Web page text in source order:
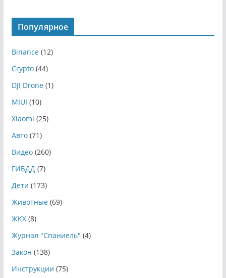
Популярное
Binance(12)
Crypto(44)
DJI Drone(1)
MIUI (10)
Xiaomi (25)
Авто(71)
Видео(260)
ГИБДД(7)
Дети (173)
Животные(69)
ЖКХ(8)
Журнал "Спаниель" (4)
Закон (138)
Инструкции (75)